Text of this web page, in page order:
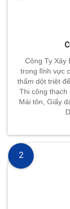
Công Ty Xây
trong lĩnh vực
thấm dột triệt
Thi công thạch
Mái tôn, Giấy
2